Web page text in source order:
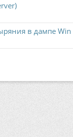
в дампе Win